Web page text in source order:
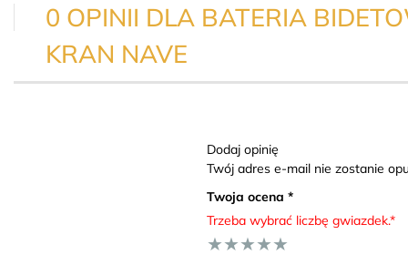
0 OPINII DLA BATERIA
KRAN NAVE
Dodaj opinię
Twój adres e-mail nie zostanie
Twoja ocena *
Trzeba wybrać liczbę gwiazdek.*
★
★
★
★
★